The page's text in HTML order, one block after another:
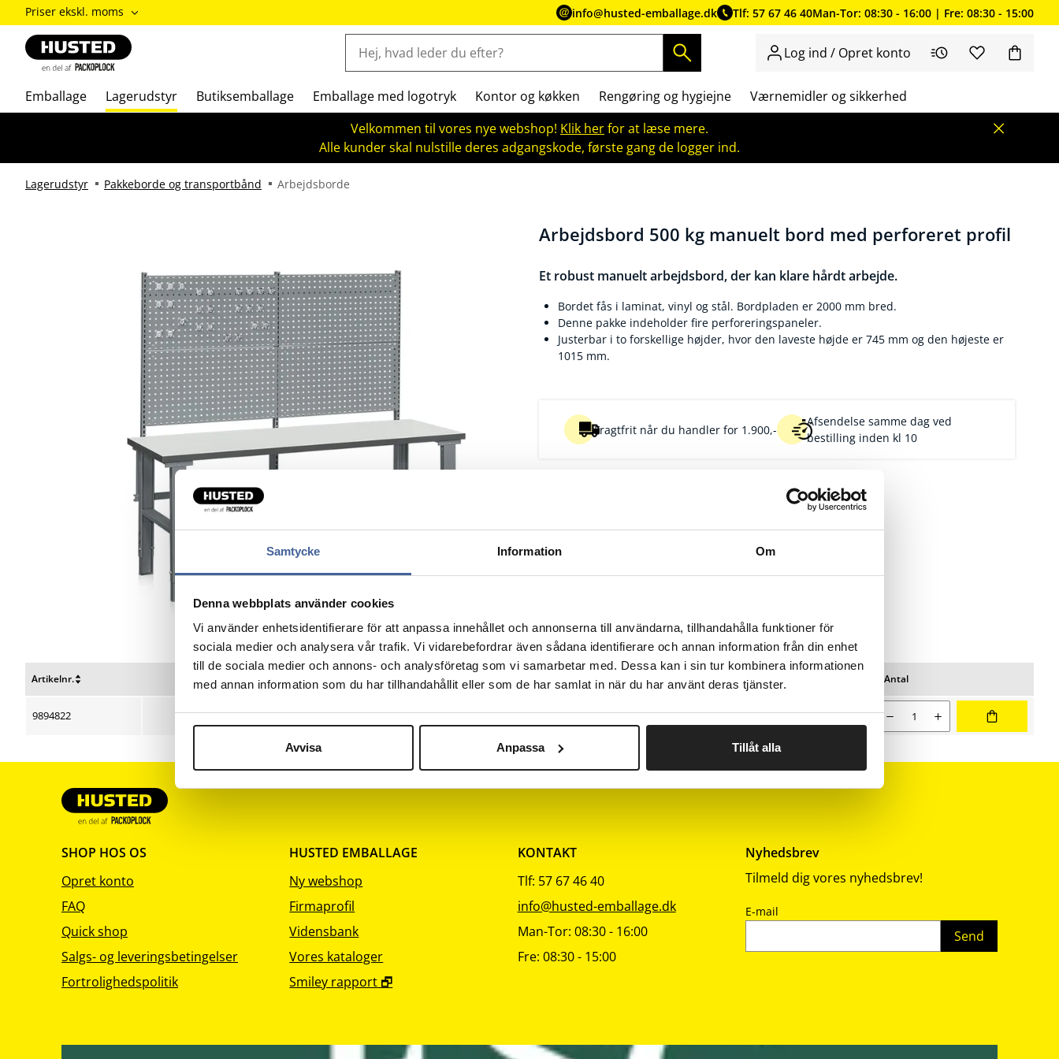
Samtycke Information Om
Denna webbplats använder cookies
Vi använder enhetsidentifierare för att anpassa innehållet och annonserna till användarna, tillhandahålla funktioner för
sociala medier och analysera vår trafik. Vi vidarebefordrar även sådana identifierare och annan information från din enhet
till de sociala medier och annons- och analysföretag som vi samarbetar med. Dessa kan i sin tur kombinera informationen
med annan information som du har tillhandahållit eller som de har samlat in när du har använt deras tjänster.
Avvisa Anpassa Tillåt alla
ændre
Priser
inkl.
moms
Priser
ekskl.
Priser ekskl. moms info@husted-emballage.dk Tlf: 57 67 46 40Man-Tor: 08:30 - 16:00 | Fre: 08:30 - 15:00
Log ind / Opret konto
Emballage Lagerudstyr Butiksemballage Emballage med logotryk Kontor og køkken Rengøring og hygiejne
Værnemidler og sikkerhed
Velkommen til vores nye webshop! Klik herfor at læse mere.
Alle kunder skal nulstille deres adgangskode, første gang de logger ind.
Lagerudstyr Pakkeborde og transportbånd Arbejdsborde
Arbejdsbord 500 kg manuelt bord med perforeret profil
Et robust manuelt arbejdsbord, der kan klare hårdt arbejde.
Bordet fås i laminat, vinyl og stål. Bordpladen er 2000 mm bred.
Denne pakke indeholder fire perforeringspaneler.
Justerbar i to forskellige højder, hvor den laveste højde er 745 mm og den højeste er
1015 mm.
Fragtfrit når du handler for 1.900,-
Afsendelse samme dag ved
bestilling inden kl 10
Artikelnr.
Længde mm
Bredde mm
Nulstil
Beskrivelse
Nulstil
Pk
Nulstil
Pris/pk
Nulstil
FavoritterAntal
9894822 2000 800 Arbejdsbord inkl. panel 1 Nuværende salgspris 6 895,00 kr
6 895,00 Antal
SHOP HOS OS
Opret konto
FAQ
Quick shop
Salgs- og leveringsbetingelser
Fortrolighedspolitik
HUSTED EMBALLAGE
Ny webshop
Firmaprofil
Vidensbank
Vores kataloger
Smiley rapport 🗗
KONTAKT
Tlf: 57 67 46 40
info@husted-emballage.dk
Man-Tor: 08:30 - 16:00
Fre: 08:30 - 15:00
Nyhedsbrev
Tilmeld dig vores nyhedsbrev!
E-mail
Send